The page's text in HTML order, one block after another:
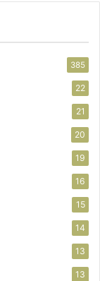
385
22
21
20
19
16
15
14
13
13